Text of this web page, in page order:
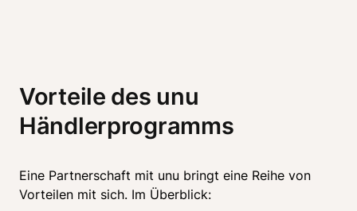
Vorteile des unu
Händlerprogramms
Eine Partnerschaft mit unu bringt eine Reihe von
Vorteilen mit sich. Im Überblick: